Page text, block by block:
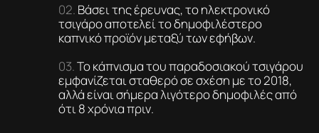
Βάσει της έρευνας, το ηλεκτρονικό
τσιγάρο αποτελεί το δημοφιλέστερο
καπνικό προϊόν μεταξύ των εφήβων.
Το κάπνισμα του παραδοσιακού τσιγάρου
εμφανίζεται σταθερό σε σχέση με το 2018,
αλλά είναι σήμερα λιγότερο δημοφιλές από
ότι 8 χρόνια πριν.